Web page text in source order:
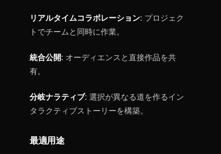
リアルタイムコラボレーション: プロジェク
トでチームと同時に作業。
統合公開: オーディエンスと直接作品を共
有。
分岐ナラティブ: 選択が異なる道を作るイン
タラクティブストーリーを構築。
最適用途